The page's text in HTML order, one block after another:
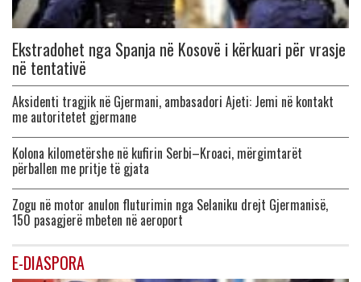
Ekstradohet nga Spanja në Kosovë i kërkuari për vrasje
në tentativë
Aksidenti tragjik në Gjermani, ambasadori Ajeti: Jemi në kontakt
me autoritetet gjermane
Kolona kilometërshe në kufirin Serbi–Kroaci, mërgimtarët
përballen me pritje të gjata
Zogu në motor anulon fluturimin nga Selaniku drejt Gjermanisë,
150 pasagjerë mbeten në aeroport
E-DIASPORA